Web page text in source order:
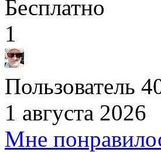
Бесплатно
1
Пользователь
1 августа 2026
Мне